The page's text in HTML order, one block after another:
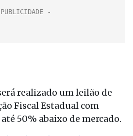
realizado um leilão de
Fiscal Estadual com
50% abaixo de mercado.